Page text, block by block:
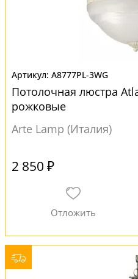
A8777PL-3WG
Потолочная люстра
рожковые
Arte Lamp (Италия)
2 850 ₽